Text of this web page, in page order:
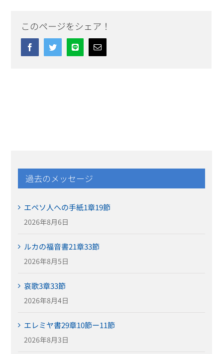
このページをシェア！
FacebookTwitterLine Email
過去のメッセージ
エペソ人への手紙1章19節
2026年8月6日
ルカの福音書21章33節
2026年8月5日
哀歌3章33節
2026年8月4日
エレミヤ書29章10節ー11節
2026年8月3日